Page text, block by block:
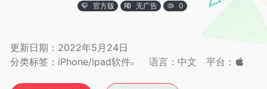
官方版 无广告 0
更新日期：2022年5月24日
分类标签： iPhone/ipad软件 语言：中文 平台：